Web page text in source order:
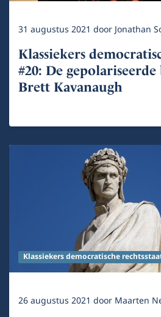
31 augustus 2021 doorJonathan
Klassiekers
#20: De
Brett Kavanaugh
Klassiekers democratische
26 augustus 2021 door Maarten